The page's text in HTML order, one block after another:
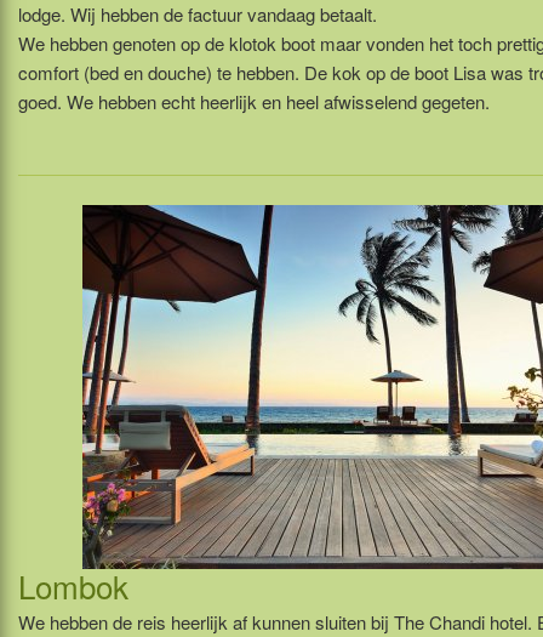
lodge. Wij hebben de factuur vandaag betaalt.
We hebben genoten op de klotok boot maar vonden het toch
comfort (bed en douche) te hebben. De kok op de boot Lisa was
goed. We hebben echt heerlijk en heel afwisselend gegeten.
Lombok
We hebben de reis heerlijk af kunnen sluiten bij The Chandi hotel.